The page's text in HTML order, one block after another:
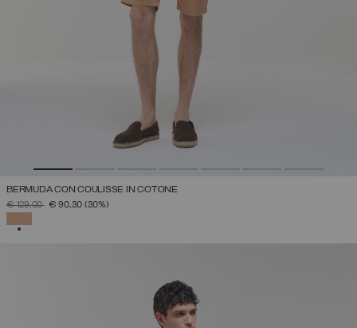
BERMUDA CON COULISSE IN COTONE
PREZZO RIDOTTO DA
€ 129,00A€ 90,30 (30%)